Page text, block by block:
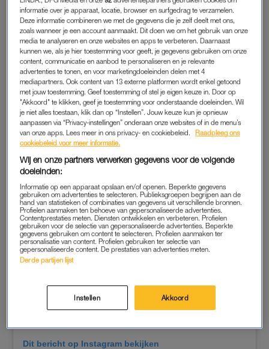
verhuurt aan Omroep Brabant. Er worden twee varianten
geplaatst. Bij de ene kun je met drie vrouwen tegelijk gehurkt
plassen (mensen zien wel je hoofd eruit steken).
Bij de andere variant heb je meer privacy. De wc, genaamd
de MadamePee, is een soort rode Dixie met klapdeuren die
op slot kan. Je moet gehurkt boven het toilet hangen.
Tekst gaat verder onder de posts.
Dit bericht op Instagram bekijken
informatie over je apparaat, locatie, browser en surfgedrag te verzamelen.
Deze informatie combineren we met de gegevens die je zelf deelt met ons,
zoals wanneer je een account aanmaakt. Dit doen we om het gebruik van onze
media te analyseren en onze websites en apps te verbeteren. Daarnaast
kunnen we, als je hier toestemming voor geeft, je gegevens gebruiken om onze
content, communicatie en aanbod te personaliseren en je relevante
advertenties te tonen, en voor marketingdoeleinden delen met 4
mediapartners. Ook content van 13 externe platformen wordt enkel getoond
met jouw toestemming. Geef toestemming of stel je eigen keuze in. Door op
"Akkoord" te klikken, geef je toestemming voor onderstaande doeleinden. Wil
je niet alles toestaan, klik dan op “Instellen”. Jouw keuze kun je opnieuw
aanpassen via “Privacy-instellingen” onderaan onze websites of in de menu’s
van onze apps. Lees meer in ons privacy- en cookiebeleid.
Raadpleeg ons
cookiebeleid voor meer informatie.
Wij en onze partners verwerken gegevens voor de volgende
doeleinden:
Informatie op een apparaat opslaan en/of openen. Beperkte gegevens
gebruiken om advertenties te selecteren. Publieksgroepen begrijpen aan de
hand van statistieken of combinaties van gegevens uit verschillende bronnen.
Profielen aanmaken ten behoeve van gepersonaliseerde advertenties.
Contentprestaties meten. Diensten ontwikkelen en verbeteren. Profielen
gebruiken voor de selectie van gepersonaliseerde advertenties. Beperkte
gegevens gebruiken om content te selecteren. Profielen aanmaken ter
personalisatie van content. Profielen gebruiken ter selectie van
gepersonaliseerde content. De prestaties van advertenties meten.
Derde partijen lijst
Instellen Akkoord